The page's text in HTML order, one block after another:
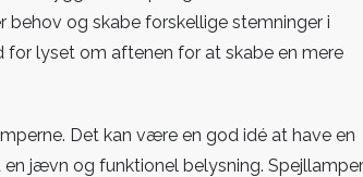
og skabe forskellige stemninger i
lyset om aftenen for at skabe en mere
Det kan være en god idé at have en
jævn og funktionel belysning. Spejllamper